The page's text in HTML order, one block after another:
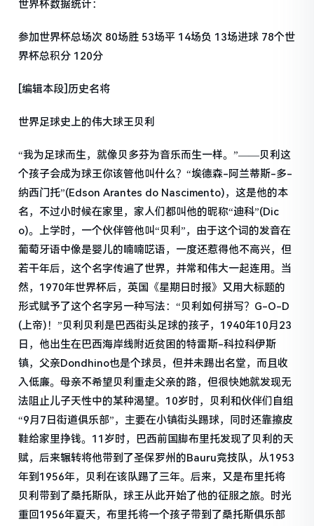
世界杯数据统计：
参加世界杯总场次 80场胜 53场平 14场负 13场进球 78个世
界杯总积分 120分
[编辑本段]历史名将
世界足球史上的伟大球王贝利
“我为足球而生，就像贝多芬为音乐而生一样。”——贝利这
个孩子会成为球王你该管他叫什么？“埃德森-阿兰蒂斯-多-
纳西门托”(Edson Arantes do Nascimento)，这是他的本
名，不过小时候在家里，家人们都叫他的昵称“迪科”(Dic
o)。上学时，一个伙伴管他叫“贝利”，由于这个词的发音在
葡萄牙语中像是婴儿的喃喃呓语，一度还惹得他不高兴，但
若干年后，这个名字传遍了世界，并常和伟大一起连用。当
然，1970年世界杯后，英国《星期日时报》又用大标题的
形式赋予了这个名字另一种写法：“贝利如何拼写？G-O-D
(上帝)！”贝利贝利是巴西街头足球的孩子，1940年10月23
日，他出生在巴西海岸线附近贫困的特雷斯-科拉科伊斯
镇，父亲Dondhino也是个球员，但并未踢出名堂，而且收
入低廉。母亲不希望贝利重走父亲的路，但很快她就发现无
法阻止儿子天性中的某种渴望。10岁时，贝利和伙伴们自组
“9月7日街道俱乐部”，主要在小镇街头踢球，同时还靠擦皮
鞋给家里挣钱。11岁时，巴西前国脚布里托发现了贝利的天
赋，后来辗转将他带到了圣保罗州的Bauru竞技队，从1953
年到1956年，贝利在该队踢了三年。后来，又是布里托将
贝利带到了桑托斯队，球王从此开始了他的征服之旅。时光
重回1956年夏天，布里托将一个孩子带到了桑托斯俱乐部